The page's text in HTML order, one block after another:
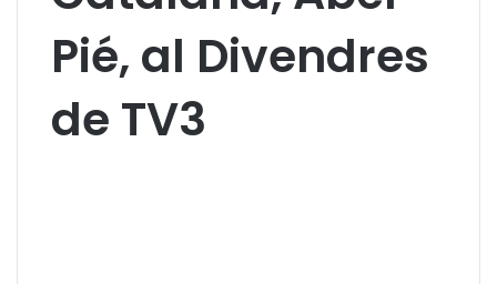
Pié, al Divendres
de TV3